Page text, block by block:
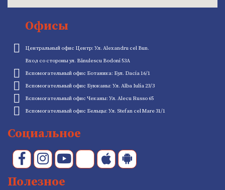
Офисы
Центральный офис Центр: Ул. Alexandru cel Bun.
Вход со стороны ул. Bănulescu Bodoni 53A
Вспомогательный офис Ботаника: Бул. Dacia 16/1
Вспомогательный офис Буюканы: Ул. Alba Iulia 23/3
Вспомогательный офис Чеканы: Ул. Alecu Russo 65
Вспомогательный офис Бельцы: Ул. Stefan cel Mare 31/1
Социальное
Полезное